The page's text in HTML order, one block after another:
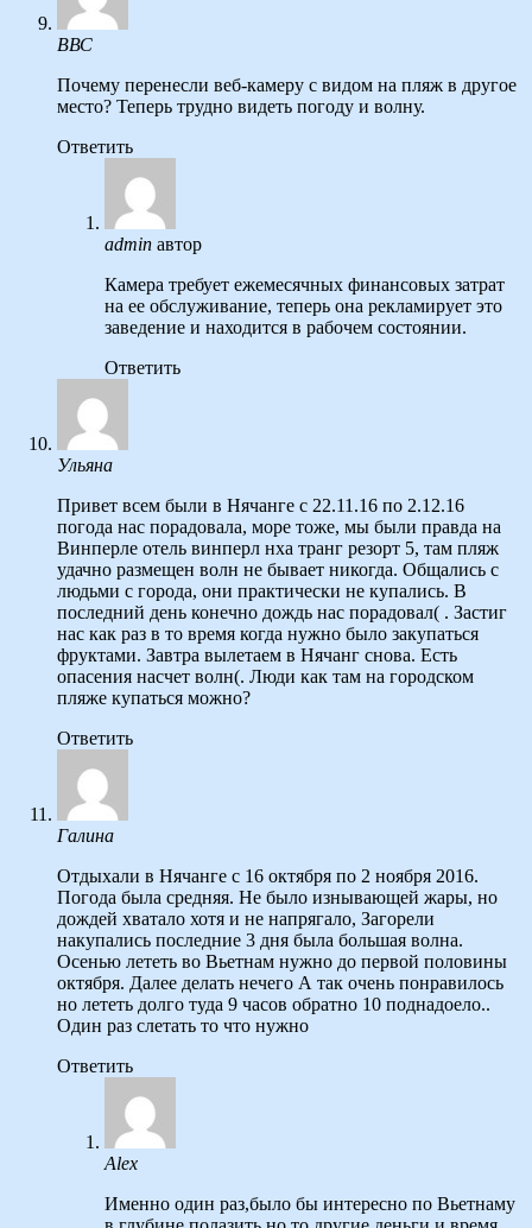
ВВС
Почему перенесли веб-камеру с видом на пляж в другое
место? Теперь трудно видеть погоду и волну.
Ответить
admin автор
Камера требует ежемесячных финансовых затрат
на ее обслуживание, теперь она рекламирует это
заведение и находится в рабочем состоянии.
Ответить
Ульяна
Привет всем были в Нячанге с 22.11.16 по 2.12.16
погода нас порадовала, море тоже, мы были правда на
Винперле отель винперл нха транг резорт 5, там пляж
удачно размещен волн не бывает никогда. Общались с
людьми с города, они практически не купались. В
последний день конечно дождь нас порадовал( . Застиг
нас как раз в то время когда нужно было закупаться
фруктами. Завтра вылетаем в Нячанг снова. Есть
опасения насчет волн(. Люди как там на городском
пляже купаться можно?
Ответить
Галина
Отдыхали в Нячанге с 16 октября по 2 ноября 2016.
Погода была средняя. Не было изнывающей жары, но
дождей хватало хотя и не напрягало, Загорели
накупались последние 3 дня была большая волна.
Осенью лететь во Вьетнам нужно до первой половины
октября. Далее делать нечего А так очень понравилось
но лететь долго туда 9 часов обратно 10 поднадоело..
Один раз слетать то что нужно
Ответить
Alex
Именно один раз,было бы интересно по Вьетнаму